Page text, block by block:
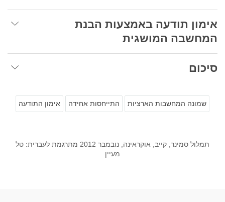
אימון תודעה באמצעות הבנת
המחשבה המושגית
סיכום
שמונה המחשבות הארציות התייחסות אחידה אימון התודעה
תמלול סמינר, קייב, אוקראינה, נובמבר 2012 מתרגמת לעברית: טל
מעיין